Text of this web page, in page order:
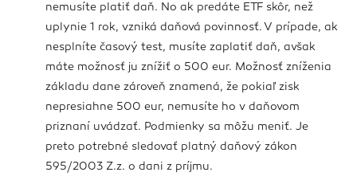
nemusíte platiť daň. No ak predáte ETF skôr, než
uplynie 1 rok, vzniká daňová povinnosť. V prípade, ak
nesplníte časový test, musíte zaplatiť daň, avšak
máte možnosť ju znížiť o 500 eur. Možnosť zníženia
základu dane zároveň znamená, že pokiaľ zisk
nepresiahne 500 eur, nemusíte ho v daňovom
priznaní uvádzať. Podmienky sa môžu meniť. Je
preto potrebné sledovať platný daňový zákon
595/2003 Z.z. o dani z príjmu.